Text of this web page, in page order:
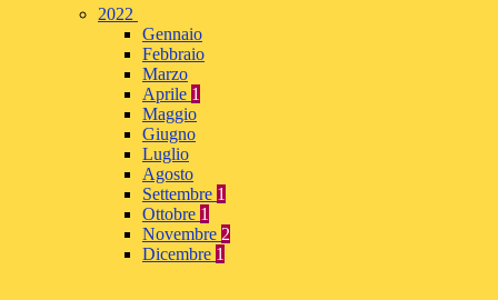
2022
Gennaio
Febbraio
Marzo
Aprile 1
Maggio
Giugno
Luglio
Agosto
Settembre 1
Ottobre 1
Novembre 2
Dicembre 1